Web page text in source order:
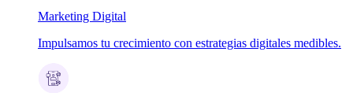
Marketing Digital
Impulsamos tu crecimiento con estrategias digitales medibles.